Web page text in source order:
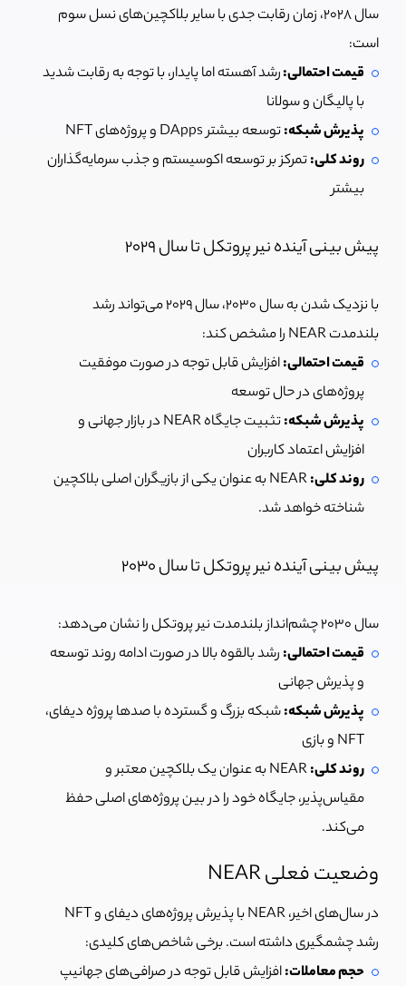
سال ۲۰۲۸، زمان رقابت جدی با سایر بلاکچین‌های نسل سوم
است:
قیمت احتمالی:رشد آهسته اما پایدار، با توجه به رقابت شدید
با پالیگان و سولانا
پذیرش شبکه:توسعه بیشتر DApps و پروژه‌های NFT
روند کلی:تمرکز بر توسعه اکوسیستم و جذب سرمایه‌گذاران
بیشتر
پیش بینی آینده نیر پروتکل تا سال 2029
با نزدیک شدن به سال ۲۰۳۰، سال ۲۰۲۹ می‌تواند رشد
بلندمدت NEAR را مشخص کند:
قیمت احتمالی:افزایش قابل توجه در صورت موفقیت
پروژه‌های در حال توسعه
پذیرش شبکه:
تثبیت جایگاه NEAR در بازار جهانی و
افزایش اعتماد کاربران
روند کلی:
NEAR به عنوان یکی از بازیگران اصلی بلاکچین
شناخته خواهد شد.
پیش بینی آینده نیر پروتکل تا سال 2030
سال ۲۰۳۰ چشم‌انداز بلندمدت نیر پروتکل را نشان می‌دهد:
قیمت احتمالی: رشد بالقوه بالا در صورت ادامه روند توسعه
و پذیرش جهانی
پذیرش شبکه:شبکه بزرگ و گسترده با صدها پروژه دیفای،
NFT و بازی
روند کلی:
NEAR به عنوان یک بلاکچین معتبر و
مقیاس‌پذیر، جایگاه خود را در بین پروژه‌های اصلی حفظ
می‌کند.
وضعیت فعلی NEAR
در سال‌های اخیر، NEAR با پذیرش پروژه‌های دیفای و NFT
رشد چشمگیری داشته است. برخی شاخص‌های کلیدی:
حجم معاملات:افزایش قابل توجه در صرافی‌های جهانیپ